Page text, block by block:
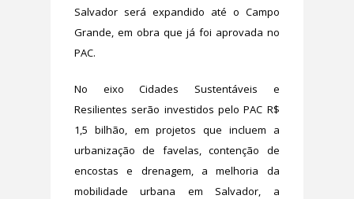
Salvador será expandido até o Campo
Grande, em obra que já foi aprovada no
PAC.
No eixo Cidades Sustentáveis e
Resilientes serão investidos pelo PAC R$
1,5 bilhão, em projetos que incluem a
urbanização de favelas, contenção de
encostas e drenagem, a melhoria da
mobilidade urbana em Salvador, a